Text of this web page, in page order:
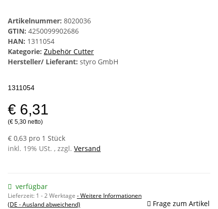
Artikelnummer: 8020036
GTIN: 4250099902686
HAN: 1311054
Kategorie: Zubehör Cutter
Hersteller/ Lieferant: styro GmbH
1311054
€ 6,31
(€ 5,30 netto)
€ 0,63 pro 1 Stück
inkl. 19% USt. , zzgl. Versand
verfügbar
Lieferzeit: 1 - 2 Werktage - Weitere Informationen
(DE - Ausland abweichend)
Frage zum Artikel